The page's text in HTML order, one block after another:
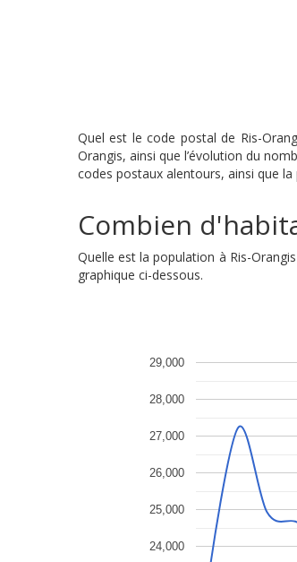
Quel est le code postal de Ris-
Orangis, ainsi que l’évolution du
codes postaux alentours, ainsi que
Combien
Quelle est la population à Ris-
graphique ci-dessous.
24,000
25,000
26,000
27,000
28,000
29,000